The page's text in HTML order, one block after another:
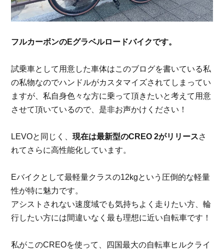
フルカーボンのEグラベルロードバイクです。
試乗車として用意した車体はこのブログを書いている私
の私物なのでハンドルがカスタマイズされてしまってい
ますが、私自身色々な方に乗って頂きたいと考えて用意
させて頂いているので、是非お声かけください！
LEVOと同じく、現在は最新型のCREO 2がリリースさ
れてさらに高性能化しています。
Eバイクとして最軽量クラスの12kgという圧倒的な軽量
性が特に魅力です。
アシストされない速度域でも気持ちよく走りたい方、輪
行したい方には間違いなく最も理想に近い自転車です！
私がこのCREOを使って、四国最大の自転車ヒルクライ